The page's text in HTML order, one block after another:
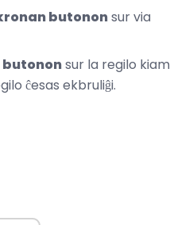
butononsur via
sur la regilo kiam
ĉesas ekbruliĝi.